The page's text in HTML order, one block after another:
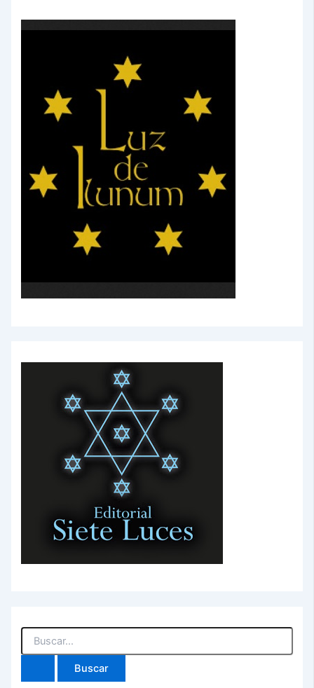
Buscar
por: